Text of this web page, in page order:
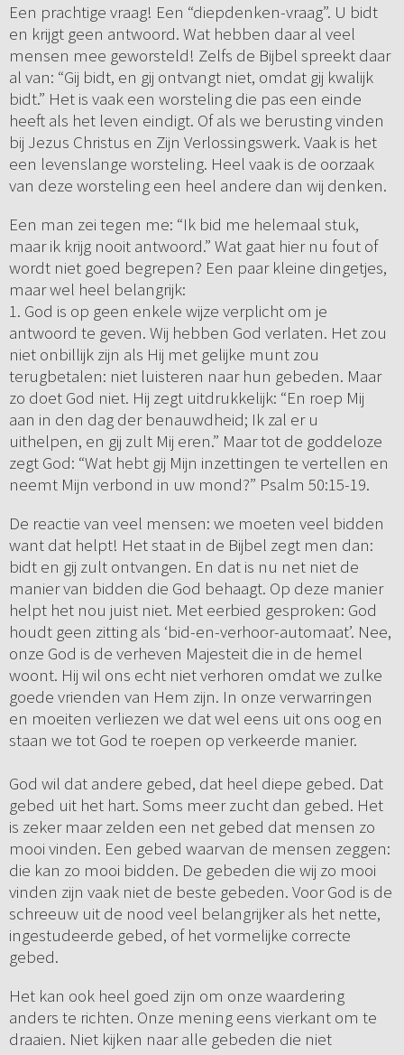
Een prachtige vraag! Een “diepdenken-vraag”. U bidt
en krijgt geen antwoord. Wat hebben daar al veel
mensen mee geworsteld! Zelfs de Bijbel spreekt daar
al van: “Gij bidt, en gij ontvangt niet, omdat gij kwalijk
bidt.” Het is vaak een worsteling die pas een einde
heeft als het leven eindigt. Of als we berusting vinden
bij Jezus Christus en Zijn Verlossingswerk. Vaak is het
een levenslange worsteling. Heel vaak is de oorzaak
van deze worsteling een heel andere dan wij denken.
Een man zei tegen me: “Ik bid me helemaal stuk,
maar ik krijg nooit antwoord.” Wat gaat hier nu fout of
wordt niet goed begrepen? Een paar kleine dingetjes,
maar wel heel belangrijk:
1. God is op geen enkele wijze verplicht om je
antwoord te geven. Wij hebben God verlaten. Het zou
niet onbillijk zijn als Hij met gelijke munt zou
terugbetalen: niet luisteren naar hun gebeden. Maar
zo doet God niet. Hij zegt uitdrukkelijk: “En roep Mij
aan in den dag der benauwdheid; Ik zal er u
uithelpen, en gij zult Mij eren.” Maar tot de goddeloze
zegt God: “Wat hebt gij Mijn inzettingen te vertellen en
neemt Mijn verbond in uw mond?” Psalm 50:15-19.
De reactie van veel mensen: we moeten veel bidden
want dat helpt! Het staat in de Bijbel zegt men dan:
bidt en gij zult ontvangen. En dat is nu net niet de
manier van bidden die God behaagt. Op deze manier
helpt het nou juist niet. Met eerbied gesproken: God
houdt geen zitting als ‘bid-en-verhoor-automaat’. Nee,
onze God is de verheven Majesteit die in de hemel
woont. Hij wil ons echt niet verhoren omdat we zulke
goede vrienden van Hem zijn. In onze verwarringen
en moeiten verliezen we dat wel eens uit ons oog en
staan we tot God te roepen op verkeerde manier.
God wil dat andere gebed, dat heel diepe gebed. Dat
gebed uit het hart. Soms meer zucht dan gebed. Het
is zeker maar zelden een net gebed dat mensen zo
mooi vinden. Een gebed waarvan de mensen zeggen:
die kan zo mooi bidden. De gebeden die wij zo mooi
vinden zijn vaak niet de beste gebeden. Voor God is de
schreeuw uit de nood veel belangrijker als het nette,
ingestudeerde gebed, of het vormelijke correcte
gebed.
Het kan ook heel goed zijn om onze waardering
anders te richten. Onze mening eens vierkant om te
draaien. Niet kijken naar alle gebeden die niet